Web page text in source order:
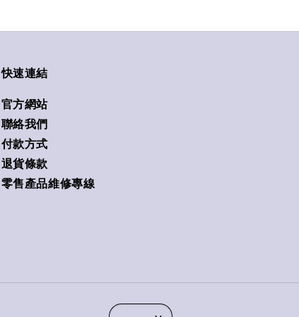
快速連結
官方網站
聯絡我們
付款方式
退貨條款
零售產品維修專線